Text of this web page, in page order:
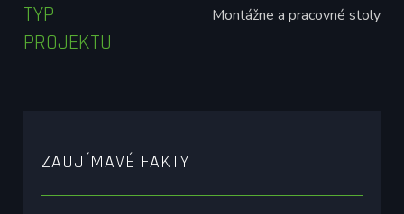
TYP
PROJEKTU
Montážne a pracovné stoly
ZAUJÍMAVÉ FAKTY